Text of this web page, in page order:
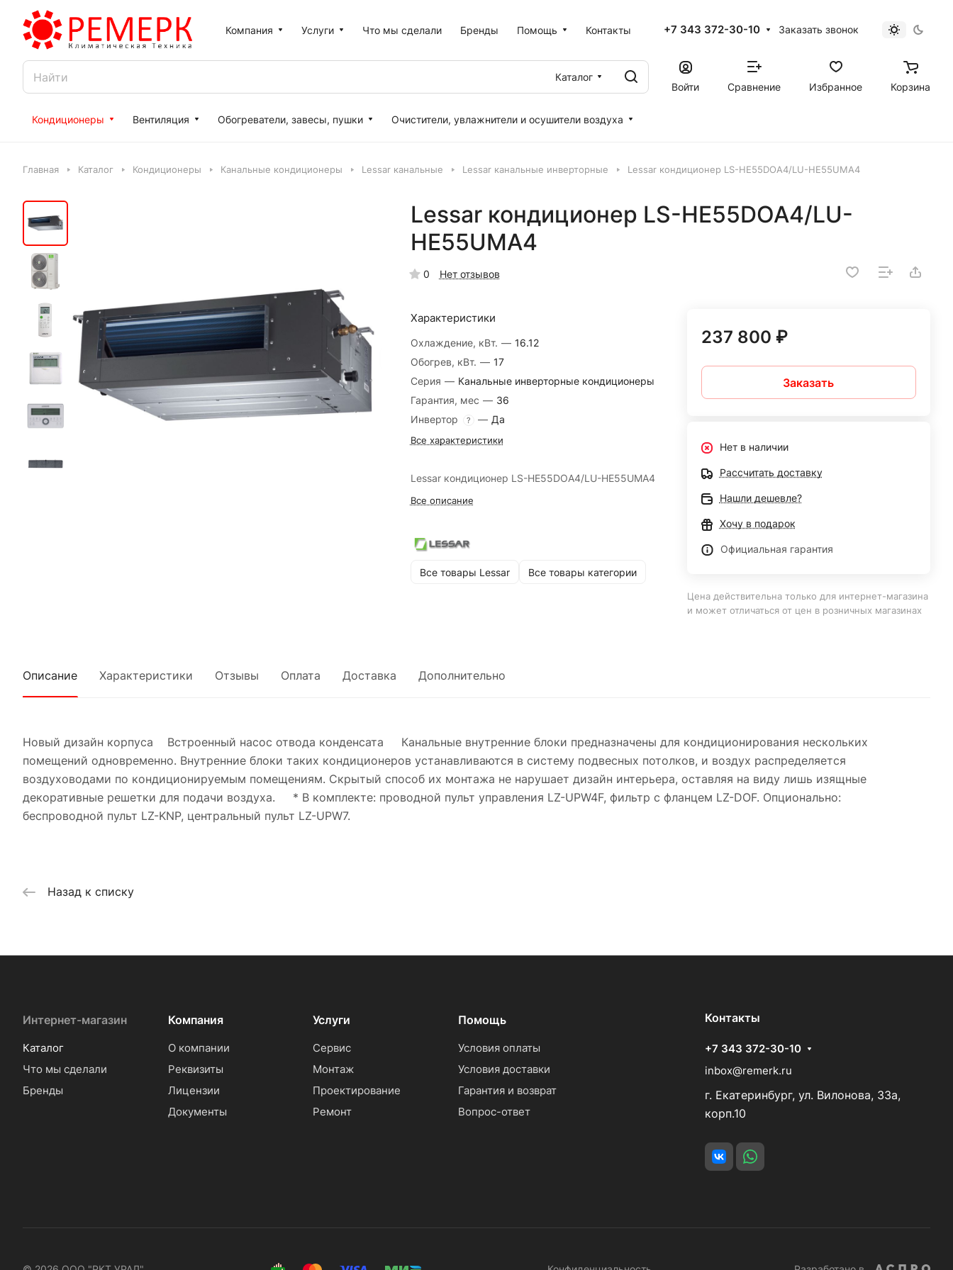
Компания Услуги Что мы сделали Бренды Помощь Контакты +7 343 372-30-10 Заказать звонок
Каталог
Войти
Сравнение Избранное Корзина
Кондиционеры Вентиляция Обогреватели, завесы, пушки Очистители, увлажнители и осушители воздуха
Главная Каталог Кондиционеры Канальные кондиционеры Lessar канальные Lessar канальные инверторные Lessar кондиционер LS-HE55DOA4/LU-HE55UMA4
Lessar кондиционер LS-HE55DOA4/LU-
HE55UMA4
0 Нет отзывов
Характеристики
Охлаждение, кВт. — 16.12
Обогрев, кВт. — 17
Серия — Канальные инверторные кондиционеры
Гарантия, мес — 36
Инвертор
? — Да
Все характеристики
Lessar кондиционер LS-HE55DOA4/LU-HE55UMA4
Все описание
Все товары Lessar Все товары категории
237 800 ₽
Заказать
Нет в наличии
Рассчитать доставку
Нашли дешевле?
Хочу в подарок
Официальная гарантия
Цена действительна только для интернет-магазина
и может отличаться от цен в розничных магазинах
Описание Характеристики Отзывы Оплата Доставка Дополнительно
Новый дизайн корпуса Встроенный насос отвода конденсата Канальные внутренние блоки предназначены для кондиционирования нескольких
помещений одновременно. Внутренние блоки таких кондиционеров устанавливаются в систему подвесных потолков, и воздух распределяется
воздуховодами по кондиционируемым помещениям. Скрытый способ их монтажа не нарушает дизайн интерьера, оставляя на виду лишь изящные
декоративные решетки для подачи воздуха. * В комплекте: проводной пульт управления LZ-UPW4F, фильтр с фланцем LZ-DOF. Опционально:
беспроводной пульт LZ-KNP, центральный пульт LZ-UPW7.
Назад к списку
Интернет-магазин
Каталог
Что мы сделали
Бренды
Компания
О компании
Реквизиты
Лицензии
Документы
Услуги
Сервис
Монтаж
Проектирование
Ремонт
Помощь
Условия оплаты
Условия доставки
Гарантия и возврат
Вопрос-ответ
Контакты
+7 343 372-30-10
inbox@remerk.ru
г. Екатеринбург, ул. Вилонова, 33а,
корп.10